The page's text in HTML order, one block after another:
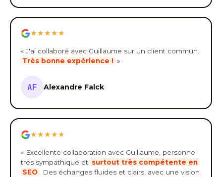
★★★★★
« J'ai collaboré avec Guillaume sur un client commun.
Très bonne expérience ! »
AF Alexandre Falck
★★★★★
« Excellente collaboration avec Guillaume, personne
très sympathique et surtout très compétente en
SEO
. Des échanges fluides et clairs, avec une vision